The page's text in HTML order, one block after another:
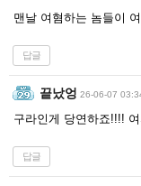
맨날 여혐하는 놈들이
답글
끝났엉 26-06-07
구라인게 당연하죠!!!!
답글